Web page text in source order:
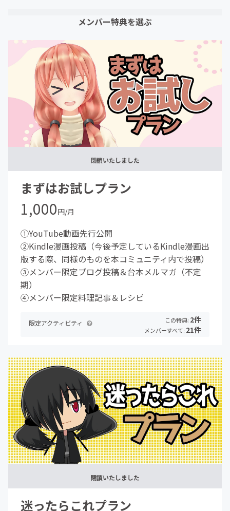
メンバー特典を選ぶ
閉鎖いたしました
まずはお試しプラン
1,000円/月
①YouTube動画先行公開
②Kindle漫画投稿（今後予定しているKindle漫画出
版する際、同様のものを本コミュニティ内で投稿）
③メンバー限定ブログ投稿＆台本メルマガ（不定
期）
④メンバー限定料理記事＆レシピ
限定アクティビティ この特典: 2件
メンバーすべて: 21件
閉鎖いたしました
迷ったらこれプラン